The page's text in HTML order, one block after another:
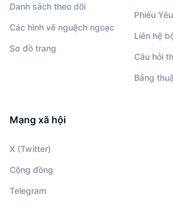
Danh sách theo dõi
Các hình vẽ nguệch ngoạc
Sơ đồ trang
Phiếu
Liên hệ
Câu hỏi
Bảng
Mạng xã hội
X (Twitter)
Cộng đồng
Telegram